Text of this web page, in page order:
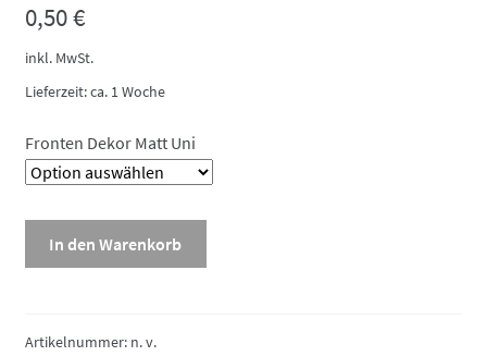
0,50€
inkl. MwSt.
Lieferzeit:ca. 1 Woche
Fronten Dekor Matt Uni
Menge
In den Warenkorb
Artikelnummer: n. v.